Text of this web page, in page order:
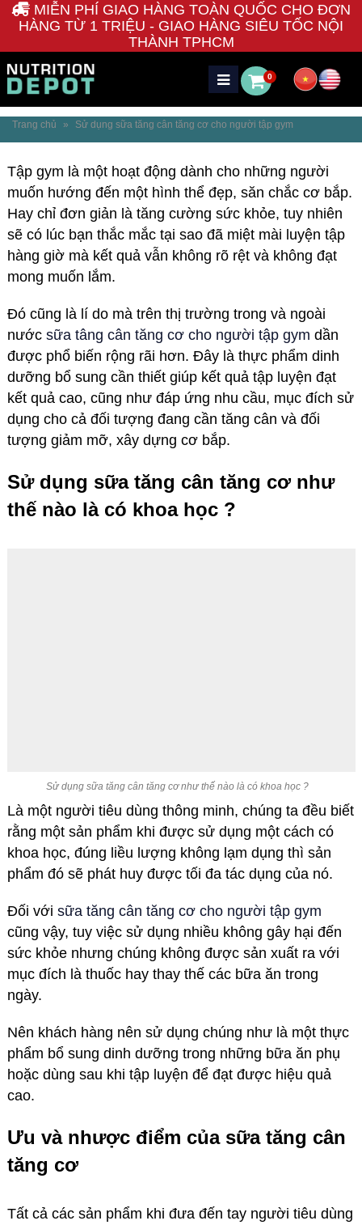
MIỄN PHÍ GIAO HÀNG TOÀN QUỐC CHO ĐƠN
HÀNG TỪ 1 TRIỆU - GIAO HÀNG SIÊU TỐC NỘI
THÀNH TPHCM
0
Trang chủ » Sử dụng sữa tăng cân tăng cơ cho người tập gym
Tập gym là một hoạt động dành cho những người
muốn hướng đến một hình thể đẹp, săn chắc cơ bắp.
Hay chỉ đơn giản là tăng cường sức khỏe, tuy nhiên
sẽ có lúc bạn thắc mắc tại sao đã miệt mài luyện tập
hàng giờ mà kết quả vẫn không rõ rệt và không đạt
mong muốn lắm.
Đó cũng là lí do mà trên thị trường trong và ngoài
nước sữa tâng cân tăng cơ cho người tập gym dần
được phổ biến rộng rãi hơn. Đây là thực phẩm dinh
dưỡng bổ sung cần thiết giúp kết quả tập luyện đạt
kết quả cao, cũng như đáp ứng nhu cầu, mục đích sử
dụng cho cả đối tượng đang cần tăng cân và đối
tượng giảm mỡ, xây dựng cơ bắp.
Sử dụng sữa tăng cân tăng cơ như
thế nào là có khoa học ?
Sử dụng sữa tăng cân tăng cơ như thế nào là có khoa học ?
Là một người tiêu dùng thông minh, chúng ta đều biết
rằng một sản phẩm khi được sử dụng một cách có
khoa học, đúng liều lượng không lạm dụng thì sản
phẩm đó sẽ phát huy được tối đa tác dụng của nó.
Đối với sữa tăng cân tăng cơ cho người tập gym
cũng vậy, tuy việc sử dụng nhiều không gây hại đến
sức khỏe nhưng chúng không được sản xuất ra với
mục đích là thuốc hay thay thế các bữa ăn trong
ngày.
Nên khách hàng nên sử dụng chúng như là một thực
phẩm bổ sung dinh dưỡng trong những bữa ăn phụ
hoặc dùng sau khi tập luyện để đạt được hiệu quả
cao.
Ưu và nhược điểm của sữa tăng cân
tăng cơ
Tất cả các sản phẩm khi đưa đến tay người tiêu dùng